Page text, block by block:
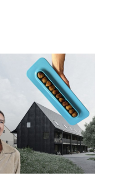
které lze přesouvat i
Hager